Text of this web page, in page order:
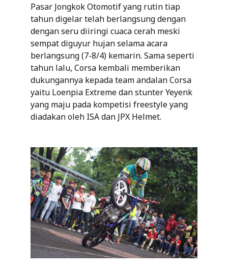
Pasar Jongkok Otomotif yang rutin tiap
tahun digelar telah berlangsung dengan
dengan seru diiringi cuaca cerah meski
sempat diguyur hujan selama acara
berlangsung (7-8/4) kemarin. Sama seperti
tahun lalu, Corsa kembali memberikan
dukungannya kepada team andalan Corsa
yaitu Loenpia Extreme dan stunter Yeyenk
yang maju pada kompetisi freestyle yang
diadakan oleh ISA dan JPX Helmet.